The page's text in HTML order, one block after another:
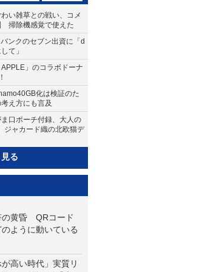
わい雑草との戦い、コメ
掃除機感覚で使えた
ンクのセブン出資に「d
て」
」のコラボドーナ
化は検証のた
え方にも言及
ま口ポーチ付録、大人の
ジャカード織の北欧猫デ
る
の黄昏 QRコード
ように動いている
が高い時代」実質リ